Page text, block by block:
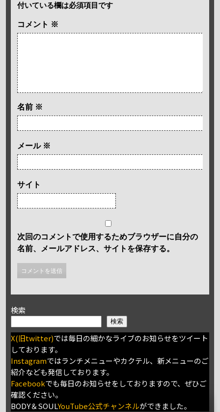
付いている欄は必須項目です
コメント ※
名前 ※
メール ※
サイト
次回のコメントで使用するためブラウザーに自分の
名前、メールアドレス、サイトを保存する。
検索
検索
X(旧twitter)では毎日の細かなライブのお知らせをツイート
しております。
Instagramではランチメニューやカクテル、新メニューのご
紹介なども発信しております。
Facebookでも毎日のお知らせをしておりますので、ぜひご
確認ください。
BODY＆SOULYouTube公式チャンネルができました。